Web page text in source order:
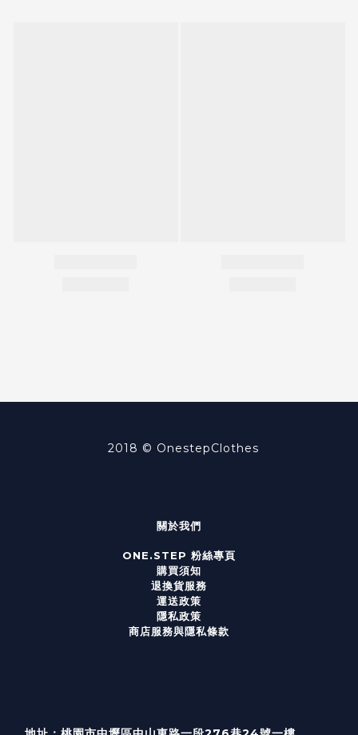
2018 © OnestepClothes
關於我們
ONE.STEP 粉絲專頁
購買須知
退換貨服務
運送政策
隱私政策
商店服務與隱私條款